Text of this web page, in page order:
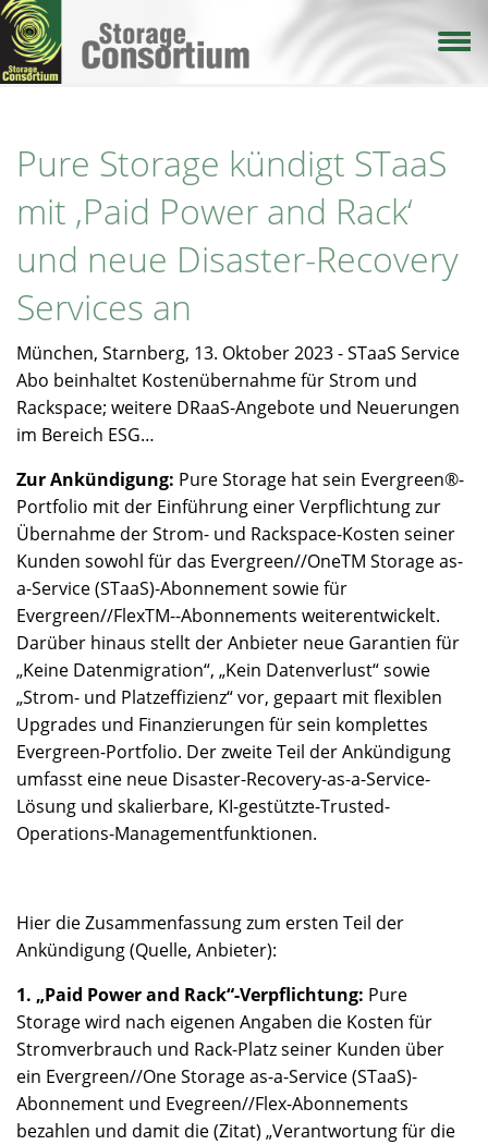
Direkt
zum
Inhalt
Pure Storage kündigt STaaS
mit ‚Paid Power and Rack‘
und neue Disaster-Recovery
Services an
München, Starnberg, 13. Oktober 2023 - STaaS Service
Abo beinhaltet Kostenübernahme für Strom und
Rackspace; weitere DRaaS-Angebote und Neuerungen
im Bereich ESG…
Zur Ankündigung: Pure Storage hat sein Evergreen®-
Portfolio mit der Einführung einer Verpflichtung zur
Übernahme der Strom- und Rackspace-Kosten seiner
Kunden sowohl für das Evergreen//OneTM Storage as-
a-Service (STaaS)-Abonnement sowie für
Evergreen//FlexTM--Abonnements weiterentwickelt.
Darüber hinaus stellt der Anbieter neue Garantien für
„Keine Datenmigration“, „Kein Datenverlust“ sowie
„Strom- und Platzeffizienz“ vor, gepaart mit flexiblen
Upgrades und Finanzierungen für sein komplettes
Evergreen-Portfolio. Der zweite Teil der Ankündigung
umfasst eine neue Disaster-Recovery-as-a-Service-
Lösung und skalierbare, KI-gestützte-Trusted-
Operations-Managementfunktionen.
Hier die Zusammenfassung zum ersten Teil der
Ankündigung (Quelle, Anbieter):
1. „Paid Power and Rack“-Verpflichtung: Pure
Storage wird nach eigenen Angaben die Kosten für
Stromverbrauch und Rack-Platz seiner Kunden über
ein Evergreen//One Storage as-a-Service (STaaS)-
Abonnement und Evegreen//Flex-Abonnements
bezahlen und damit die (Zitat) „Verantwortung für die